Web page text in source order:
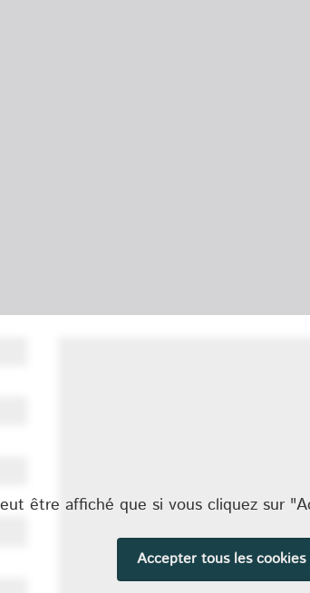
être affiché que si vous cliquez sur
Accepter tous les cookies